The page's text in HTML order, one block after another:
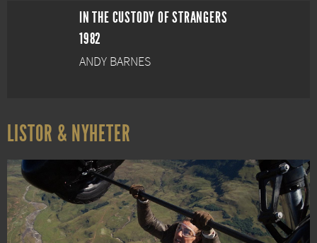
IN THE CUSTODY OF STRANGERS
1982
ANDY BARNES
LISTOR & NYHETER